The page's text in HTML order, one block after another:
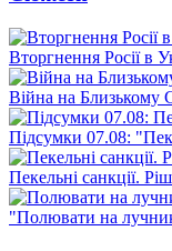
Вторгнення Росії в
Війна на Близькому
Підсумки 07.08:
Пекельні санкції.
"Полювати на